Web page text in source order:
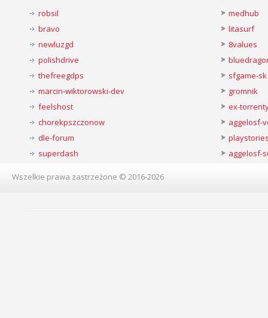
robsil
bravo
newluzgd
polishdrive
thefreegdps
marcin-wiktorowski-dev
feelshost
chorekpszczonow
dle-forum
superdash
medhub
litasurf
8values
sfgame-sk
gromnik
ex-
aggelosf-
aggelosf-
Wszelkie prawa zastrzeżone © 2016-2026